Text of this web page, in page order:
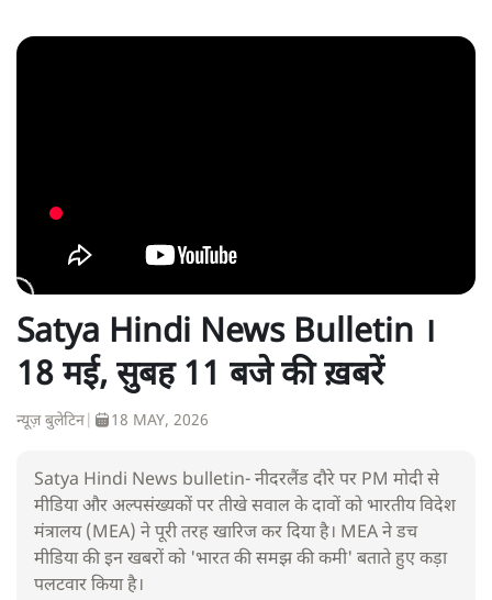
Satya Hindi News Bulletin ।
18 मई, सुबह 11 बजे की ख़बरें
न्यूज़ बुलेटिन 18 MAY, 2026
Satya Hindi News bulletin- नीदरलैंड दौरे पर PM मोदी से
मीडिया और अल्पसंख्यकों पर तीखे सवाल के दावों को भारतीय विदेश
मंत्रालय (MEA) ने पूरी तरह खारिज कर दिया है। MEA ने डच
मीडिया की इन खबरों को 'भारत की समझ की कमी' बताते हुए कड़ा
पलटवार किया है।